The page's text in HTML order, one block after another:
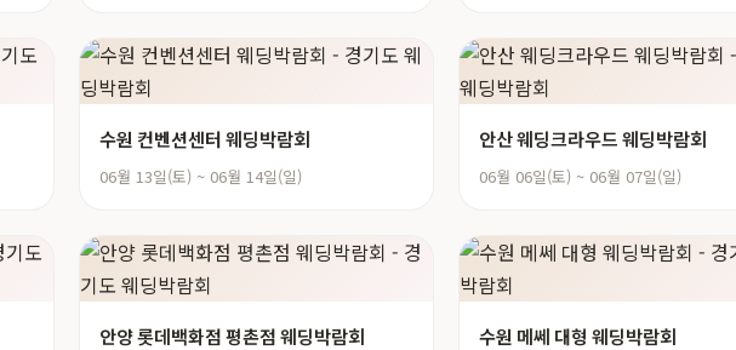
수원 컨벤션센터 웨딩박람회
06월 13일(토) ~ 06월 14일(일)
안산 웨딩크라우드 웨딩박람회
06월 06일(토) ~ 06월 07일(일)
안양 롯데백화점 평촌점 웨딩박람회 수원 메쎄 대형 웨딩박람회